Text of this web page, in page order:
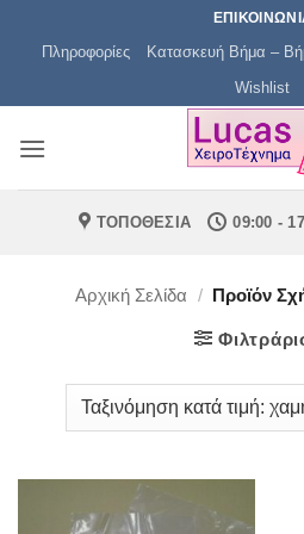
Πληροφορίες Κατασκευή Βήμα –
Wishlist
ΤΟΠΟΘΕΣΙΑ 09:00 -
Αρχική Σελίδα / Προϊόν